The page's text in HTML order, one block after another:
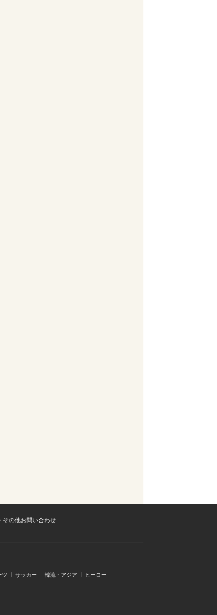
その他お問い合わせ
ツ サッカー 韓流・アジア ヒーロー